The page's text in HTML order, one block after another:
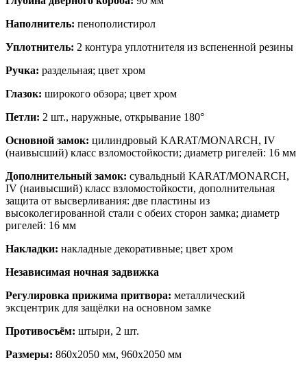
Наполнитель: пенополистирол
Уплотнитель: 2 контура уплотнителя из вспененной резины
Ручка: раздельная; цвет хром
Глазок: широкого обзора; цвет хром
Петли: 2 шт., наружные, открывание 180°
Основной замок: цилиндровый KARAT/MONARCH, IV
(наивысший) класс взломостойкости; диаметр ригелей: 16 мм
Дополнительный замок: сувальдный KARAT/MONARCH,
IV (наивысший) класс взломостойкости, дополнительная
защита от высверливания: две пластины из
высоколегированной стали с обеих сторон замка; диаметр
ригелей: 16 мм
Накладки: накладные декоративные; цвет хром
Независимая ночная задвижка
Регулировка прижима притвора: металлический
эксцентрик для защёлки на основном замке
Противосъём: штыри, 2 шт.
Размеры: 860х2050 мм, 960х2050 мм